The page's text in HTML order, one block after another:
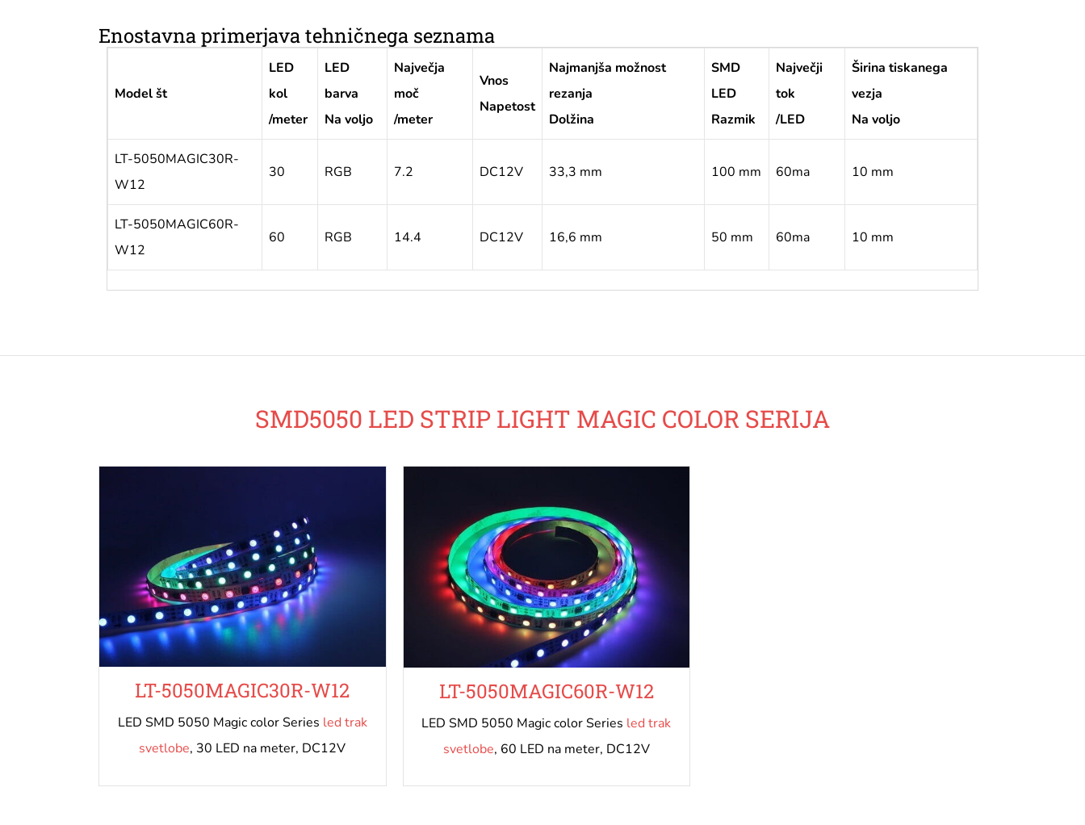
Enostavna primerjava tehničnega seznama
Model št
LED
kol
/meter
LED
barva
Na voljo
Največja
moč
/meter
Vnos
Napetost
Najmanjša možnost
rezanja
Dolžina
SMD
LED
Razmik
Največji
tok
/LED
Širina tiskanega
vezja
Na voljo
LT-5050MAGIC30R-
W12
30 RGB 7.2 DC12V 33,3 mm 100 mm 60ma 10 mm
LT-5050MAGIC60R-
W12
60 RGB 14.4 DC12V 16,6 mm 50 mm 60ma 10 mm
SMD5050 LED STRIP LIGHT MAGIC COLOR SERIJA
LT-5050MAGIC30R-W12
LED SMD 5050 Magic color Series led trak
svetlobe, 30 LED na meter, DC12V
LT-5050MAGIC60R-W12
LED SMD 5050 Magic color Series led trak
svetlobe, 60 LED na meter, DC12V